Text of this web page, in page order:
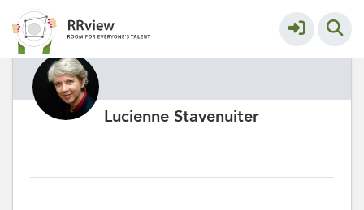
Lucienne Stavenuiter